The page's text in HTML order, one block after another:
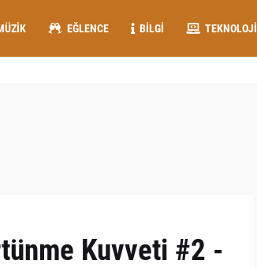
EĞLENCE BILGI TEKNOLOJI
Kuvveti #2 -